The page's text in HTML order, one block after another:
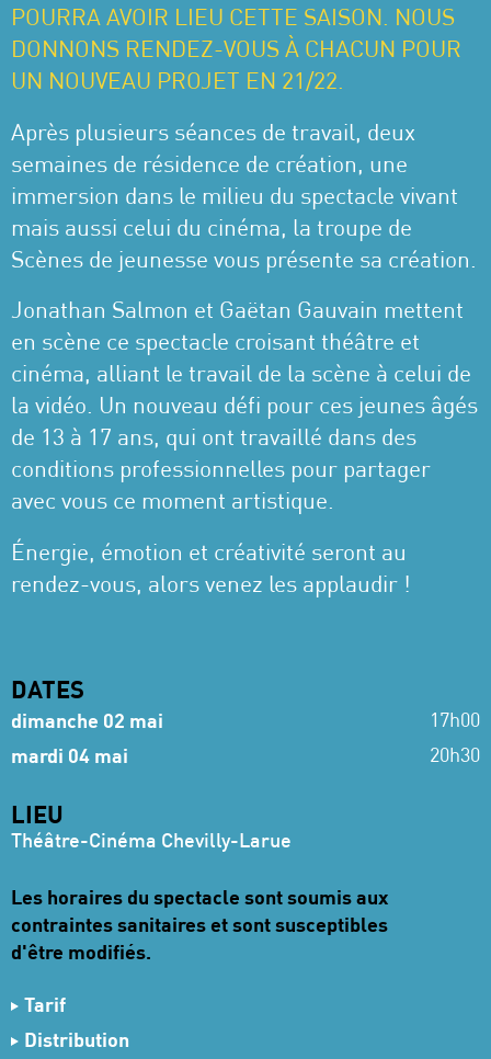
POURRA AVOIR LIEU CETTE SAISON. NOUS
DONNONS RENDEZ-VOUS À CHACUN POUR
UN NOUVEAU PROJET EN 21/22.
Après plusieurs séances de travail, deux
semaines de résidence de création, une
immersion dans le milieu du spectacle vivant
mais aussi celui du cinéma, la troupe de
Scènes de jeunesse vous présente sa création.
Jonathan Salmon et Gaëtan Gauvain mettent
en scène ce spectacle croisant théâtre et
cinéma, alliant le travail de la scène à celui de
la vidéo. Un nouveau défi pour ces jeunes âgés
de 13 à 17 ans, qui ont travaillé dans des
conditions professionnelles pour partager
avec vous ce moment artistique.
Énergie, émotion et créativité seront au
rendez-vous, alors venez les applaudir !
DATES
dimanche 02 mai 17h00
mardi 04 mai 20h30
LIEU
Théâtre-Cinéma Chevilly-Larue
Les horaires du spectacle sont soumis aux
contraintes sanitaires et sont susceptibles
d'être modifiés.
Tarif
Entrée libre sur réservation
Distribution